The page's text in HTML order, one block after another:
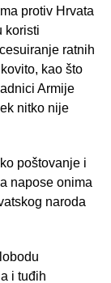
protiv Hrvata
koristi
ratnih
kao što
Armije
nitko nije
poštovanje i
napose onima
naroda
i tuđih